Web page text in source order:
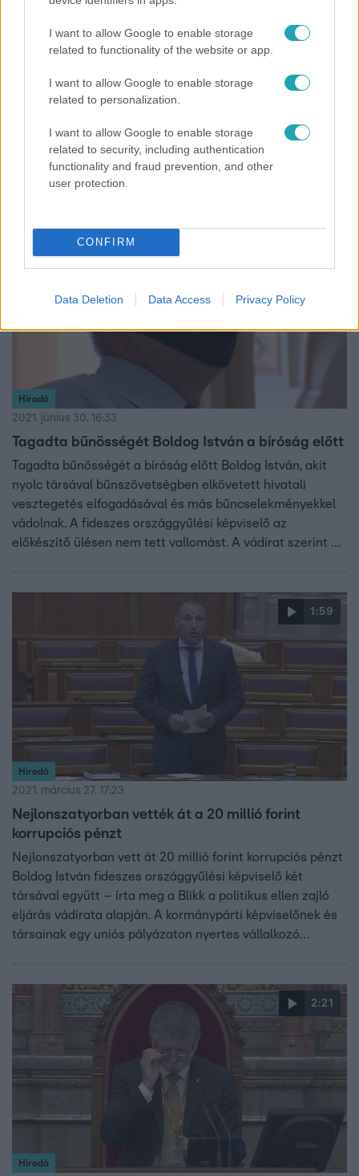
I want to allow Google to enable storage
related to functionality of the website or app.
I want to allow Google to enable storage
related to personalization.
I want to allow Google to enable storage
related to security, including authentication
functionality and fraud prevention, and other
user protection.
CONFIRM
Data Deletion Data Access Privacy Policy
Belföld
Fideszes nápolyit kaptak nógrádi roma családok
arcképével, Fidesz pártlogóval felmatricázva –
balassagyarmati roma családok kaptak ilyen
pártadományt a múlt héten.
Híradó
2021. június 30. 16:33
Tagadta bűnösségét Boldog István a bíróság előtt
Tagadta bűnösségét a bíróság előtt Boldog István, akit
nyolc társával bűnszövetségben elkövetett hivatali
vesztegetés elfogadásával és más bűncselekményekkel
vádolnak. A fideszes országgyűlési képviselő az
előkészítő ülésen nem tett vallomást. A vádirat szerint a
majd elérték a kivitelezők irányított kiválasztását is,
akiktől több esetben visszaosztást is kértek. Az
ügyészség hat év börtönbüntetést kért a fideszes
képviselőre.
1:59
Híradó
2021. március 27. 17:23
Nejlonszatyorban vették át a 20 millió forint
korrupciós pénzt
Nejlonszatyorban vett át 20 millió forint korrupciós pénzt
Boldog István fideszes országgyűlési képviselő két
társával együtt – írta meg a Blikk a politikus ellen zajló
eljárás vádirata alapján. A kormánypárti képviselőnek és
társainak egy uniós pályázaton nyertes vállalkozó
Hadházy Ákos szerint a képviselőt már rég le kellett volna
2:21
Híradó